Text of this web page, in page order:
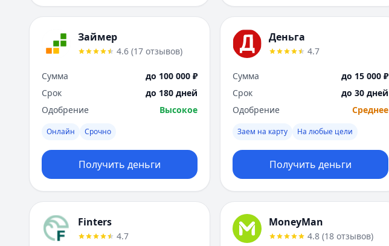
Займер
4.6 (17 отзывов)
Сумма
до 100 000 ₽
Срок
до 180 дней
Одобрение
Высокое
Онлайн Срочно
Получить деньги
Деньга
4.7
Сумма
до 15 000 ₽
Срок
до 30 дней
Одобрение
Среднее
Заем на карту На любые цели
Получить деньги
Finters
4.7
MoneyMan
4.8 (18 отзывов)